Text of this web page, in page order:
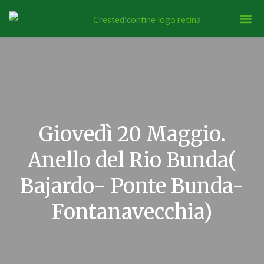
Giovedì 20 Maggio.
Anello del Rio Bunda(
Bajardo- Ponte Bunda-
Fontanavecchia)